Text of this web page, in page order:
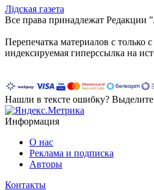
Лiдская газета
Все права принадлежат Редакции
Перепечатка материалов c только
индексируемая гиперссылка на
Нашли в тексте ошибку?
Информация
О нас
Реклама и подписка
Авторы
Контакты